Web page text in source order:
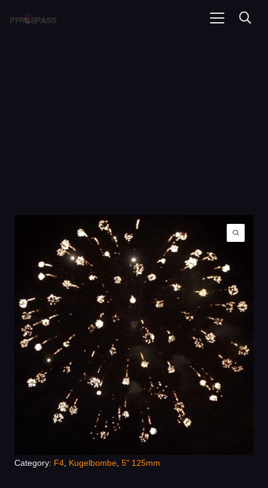
Category: F4 Kugelbombe 5" 125mm